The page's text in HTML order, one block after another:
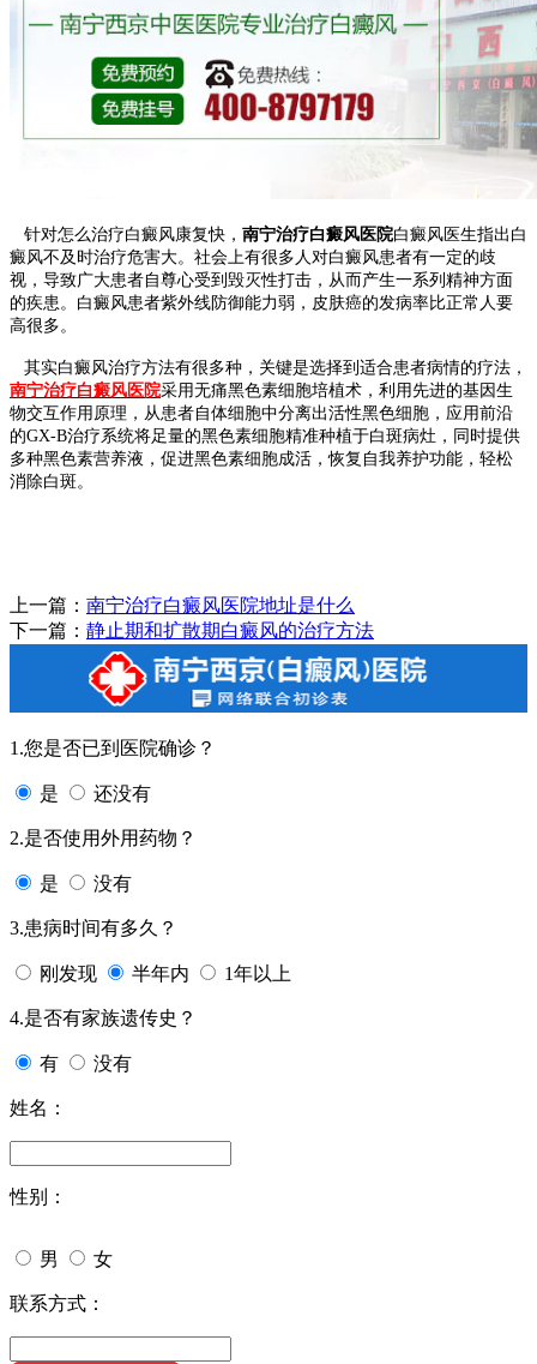
针对怎么治疗白癜风康复快， 南宁治疗白癜风医院白癜风医生指出白
癜风不及时治疗危害大。社会上有很多人对白癜风患者有一定的歧
视，导致广大患者自尊心受到毁灭性打击，从而产生一系列精神方面
的疾患。白癜风患者紫外线防御能力弱，皮肤癌的发病率比正常人要
高很多。
其实白癜风治疗方法有很多种，关键是选择到适合患者病情的疗法，
南宁治疗白癜风医院采用无痛黑色素细胞培植术，利用先进的基因生
物交互作用原理，从患者自体细胞中分离出活性黑色细胞，应用前沿
的GX-B治疗系统将足量的黑色素细胞精准种植于白斑病灶，同时提供
多种黑色素营养液，促进黑色素细胞成活，恢复自我养护功能，轻松
消除白斑。
上一篇： 南宁治疗白癜风医院地址是什么
下一篇： 静止期和扩散期白癜风的治疗方法
1.您是否已到医院确诊？
是 还没有
2.是否使用外用药物？
是 没有
3.患病时间有多久？
刚发现 半年内 1年以上
4.是否有家族遗传史？
有 没有
姓名：
性别：
男 女
联系方式：